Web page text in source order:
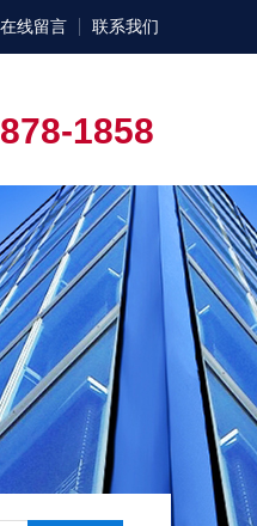
在线留言 联系我们
1858